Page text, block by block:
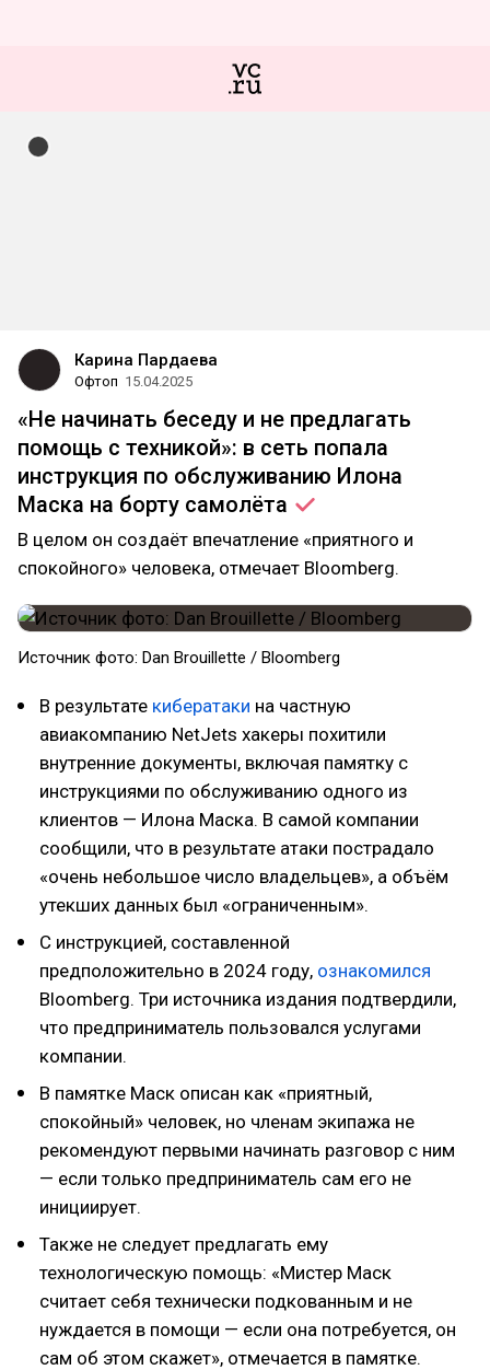
Карина Пардаева
Офтоп 15.04.2025
«Не начинать беседу и не предлагать
помощь с техникой»: в сеть попала
инструкция по обслуживанию Илона
Маска на борту самолёта
В целом он создаёт впечатление «приятного и
спокойного» человека, отмечает Bloomberg.
Источник фото: Dan Brouillette / Bloomberg
В результате кибератаки на частную
авиакомпанию NetJets хакеры похитили
внутренние документы, включая памятку с
инструкциями по обслуживанию одного из
клиентов — Илона Маска. В самой компании
сообщили, что в результате атаки пострадало
«очень небольшое число владельцев», а объём
утекших данных был «ограниченным».
С инструкцией, составленной
предположительно в 2024 году, ознакомился
Bloomberg. Три источника издания подтвердили,
что предприниматель пользовался услугами
компании.
В памятке Маск описан как «приятный,
спокойный» человек, но членам экипажа не
рекомендуют первыми начинать разговор с ним
— если только предприниматель сам его не
инициирует.
Также не следует предлагать ему
технологическую помощь: «Мистер Маск
считает себя технически подкованным и не
нуждается в помощи — если она потребуется, он
сам об этом скажет», отмечается в памятке.